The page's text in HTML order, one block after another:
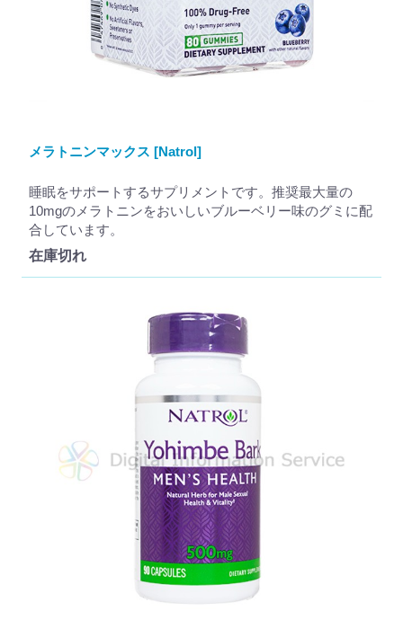
メラトニンマックス [Natrol]
睡眠をサポートするサプリメントです。推奨最大量の
10mgのメラトニンをおいしいブルーベリー味のグミに配
合しています。
在庫切れ